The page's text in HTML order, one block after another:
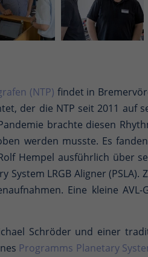
(NTP) findet in
der die NTP seit 2011
brachte diesen
werden musste. Es
Hempel ausführlich über
System LRGB Aligner
Eine kleine
Schröder und einer
Programms Planetary